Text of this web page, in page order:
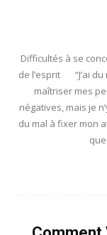
Difficultés à se
de l’esprit “J’ai du
maîtriser mes
négatives, mais je
du mal à fixer mon